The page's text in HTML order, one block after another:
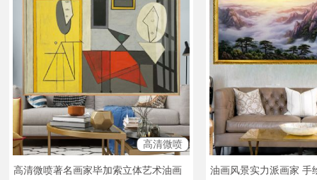
高清微喷
高清微喷著名画家毕加索立体艺术油画
油画风景实力派画家 手